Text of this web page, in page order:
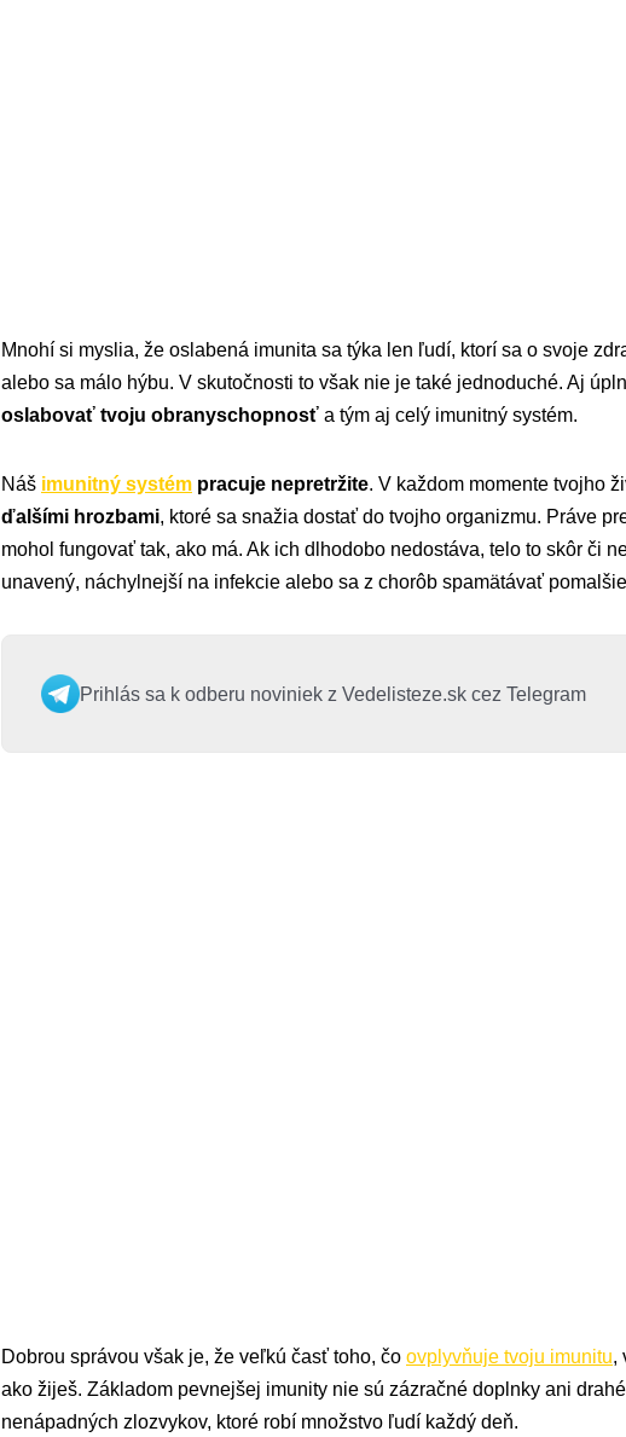
Mnohí si myslia, že oslabená imunita sa týka len ľudí, ktorí sa o svoje
alebo sa málo hýbu. V skutočnosti to však nie je také jednoduché. Aj
oslabovať tvoju obranyschopnosť a tým aj celý imunitný systém.
Náš imunitný systém pracuje nepretržite. V každom momente tvojho
ďalšími hrozbami, ktoré sa snažia dostať do tvojho organizmu. Práve
mohol fungovať tak, ako má. Ak ich dlhodobo nedostáva, telo to skôr či
unavený, náchylnejší na infekcie alebo sa z chorôb spamätávať
Prihlás sa k odberu noviniek z Vedelisteze.sk cez Telegram
Dobrou správou však je, že veľkú časť toho, čo ovplyvňuje tvoju imunitu,
ako žiješ. Základom pevnejšej imunity nie sú zázračné doplnky ani
nenápadných zlozvykov, ktoré robí množstvo ľudí každý deň.